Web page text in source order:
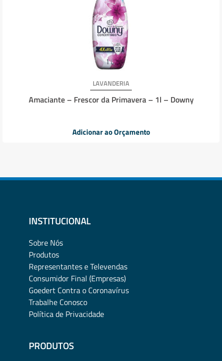
LAVANDERIA
Amaciante – Frescor da Primavera – 1l – Downy
Adicionar ao Orçamento
INSTITUCIONAL
Sobre Nós
Produtos
Representantes e Televendas
Consumidor Final (Empresas)
Goedert Contra o Coronavírus
Trabalhe Conosco
Política de Privacidade
PRODUTOS